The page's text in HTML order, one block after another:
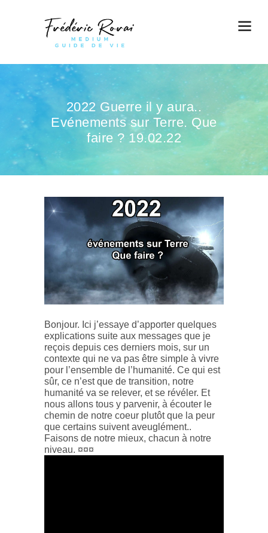
2022 Guerre il y aura..
Evénements sur Terre. Que
faire ? 19.02.22
Bonjour. Ici j’essaye d’apporter quelques
explications suite aux messages que je
reçois depuis ces derniers mois, sur un
contexte qui ne va pas être simple à vivre
pour l’ensemble de l’humanité. Ce qui est
sûr, ce n’est que de transition, notre
humanité va se relever, et se révéler. Et
nous allons tous y parvenir, à écouter le
chemin de notre coeur plutôt que la peur
que certains suivent aveuglément..
Faisons de notre mieux, chacun à notre
niveau. ¤¤¤